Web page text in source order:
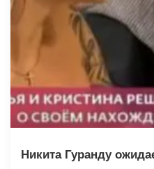
Никита Гуранду